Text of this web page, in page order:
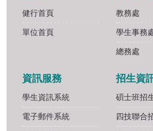
健行首頁
單位首頁
教務處
學生事務
總務處
資訊服務
學生資訊系統
電子郵件系統
招生資
碩士班招
四技聯合